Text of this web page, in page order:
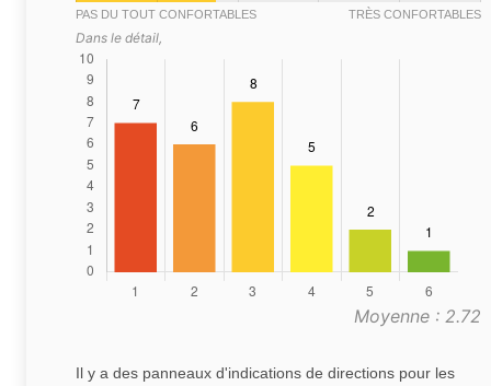
PAS DU TOUT CONFORTABLES TRÈS CONFORTABLES
Dans le détail,
Moyenne : 2.72
Il y a des panneaux d'indications de directions pour les